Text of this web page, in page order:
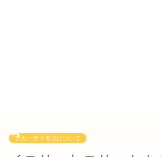
アカハライモリについて